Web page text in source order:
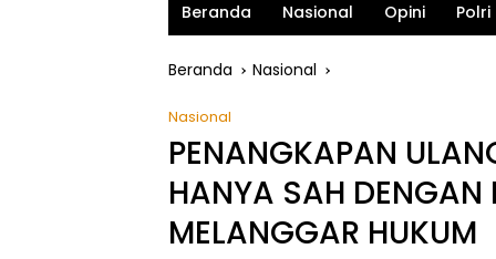
Beranda Nasional Opini Polri
Beranda Nasional
Nasional
PENANGKAPAN
HANYA SAH DENGAN
MELANGGAR HUKUM